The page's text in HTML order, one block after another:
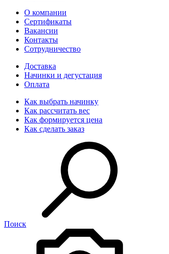
О компании
Сертификаты
Вакансии
Контакты
Сотрудничество
Доставка
Начинки и дегустация
Оплата
Как выбрать начинку
Как рассчитать вес
Как формируется цена
Как сделать заказ
Поиск